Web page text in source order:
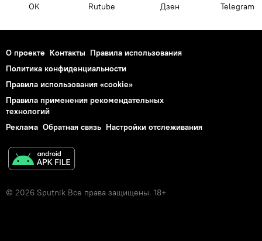
OK Rutube Дзен Telegram
О проекте Контакты Правила использования
Политика конфиденциальности
Правила использования «cookie»
Правила применения рекомендательных
технологий
Реклама Обратная связь Настройки отслеживания
© 2026 Sputnik Все права защищены. 18+